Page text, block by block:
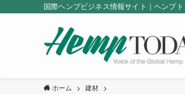
国際ヘンプビジネス情報サイト｜ヘンプ
ホーム 建材